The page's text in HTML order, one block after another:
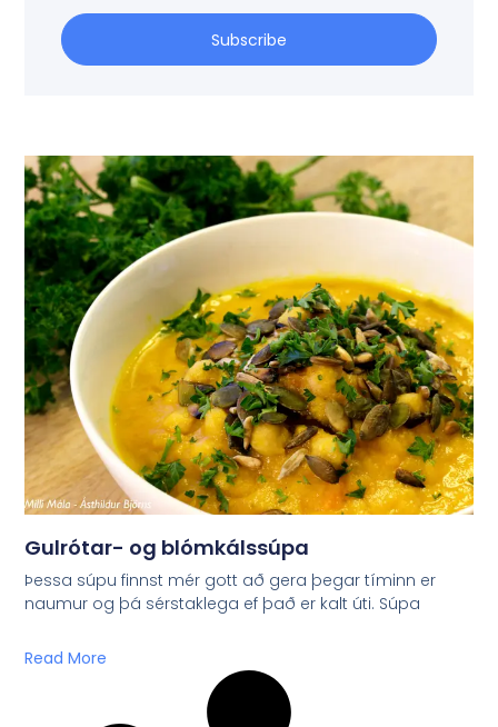
Subscribe
Gulrótar- og blómkálssúpa
Þessa súpu finnst mér gott að gera þegar tíminn er
naumur og þá sérstaklega ef það er kalt úti. Súpa
Read More